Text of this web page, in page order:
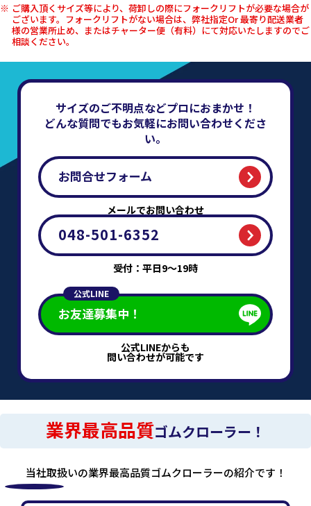
ご購入頂くサイズ等により、荷卸しの際にフォークリフトが必要な場合が
ございます。フォークリフトがない場合は、弊社指定Or 最寄り配送業者
様の営業所止め、またはチャーター便（有料）にて対応いたしますのでご
相談ください。
サイズのご不明点などプロにおまかせ！
どんな質問でもお気軽にお問い合わせくださ
い。
お問合せフォーム
メールでお問い合わせ
048-501-6352
受付：平日9～19時
公式LINE
お友達募集中！
公式LINEからも
問い合わせが可能です
業界最高品質ゴムクローラー！
当社取扱いの業界最高品質ゴムクローラーの紹介です！